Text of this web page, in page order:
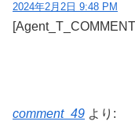
2024年2月2日 9:48 PM
comment_49 より: